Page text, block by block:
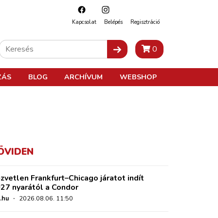
Kapcsolat Belépés Regisztráció
0
BLOG ARCHÍVUM WEBSHOP
Frankfurt–Chicago járatot indít
nyarától a Condor
· 2026.08.06. 11:50